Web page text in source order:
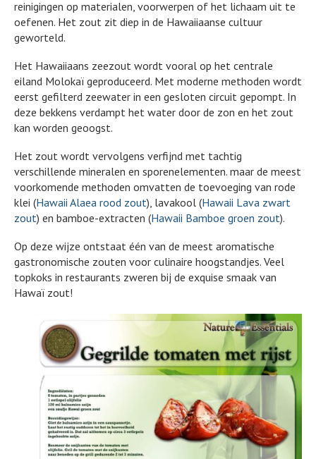
reinigingen op materialen, voorwerpen of het lichaam uit te
oefenen. Het zout zit diep in de Hawaiiaanse cultuur
geworteld.
Het Hawaiiaans zeezout wordt vooral op het centrale
eiland Molokaï geproduceerd. Met moderne methoden wordt
eerst gefilterd zeewater in een gesloten circuit gepompt. In
deze bekkens verdampt het water door de zon en het zout
kan worden geoogst.
Het zout wordt vervolgens verfijnd met tachtig
verschillende mineralen en sporenelementen. maar de meest
voorkomende methoden omvatten de toevoeging van rode
klei (Hawaii Alaea rood zout), lavakool (Hawaii Lava zwart
zout) en bamboe-extracten (Hawaii Bamboe groen zout).
Op deze wijze ontstaat één van de meest aromatische
gastronomische zouten voor culinaire hoogstandjes. Veel
topkoks in restaurants zweren bij de exquise smaak van
Hawaï zout!